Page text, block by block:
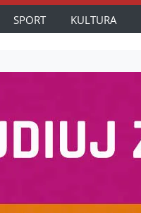
SPORT KULTURA